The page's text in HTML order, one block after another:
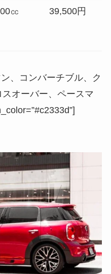
㏄ 39,500円
、コンバーチブル、ク
オーバー、ペースマ